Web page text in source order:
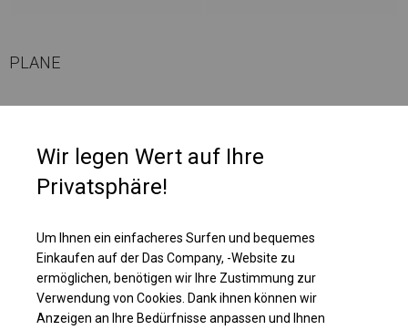
PLANE
geladene Gäste bei Hochzeiten, Kommunionen, Picknicks und anderen
besonderen Anlässen. Es kann auch als Pavillon, Garten- oder
Terrassenzelt verwendet werden. Das Zelt kann auch als Gewerbefläche
Einzelheiten ansehen
Plane ändern
Wir legen Wert auf Ihre
Privatsphäre!
Um Ihnen ein einfacheres Surfen und bequemes
Einkaufen auf der Das Company, -Website zu
ermöglichen, benötigen wir Ihre Zustimmung zur
Verwendung von Cookies. Dank ihnen können wir
Anzeigen an Ihre Bedürfnisse anpassen und Ihnen